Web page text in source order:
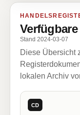
Stand 2024-03-07
Diese Übersicht
lokalen Archiv
CD